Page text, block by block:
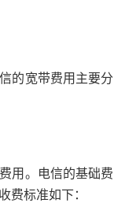
的宽带费用主要分
用。电信的基础费
费标准如下：